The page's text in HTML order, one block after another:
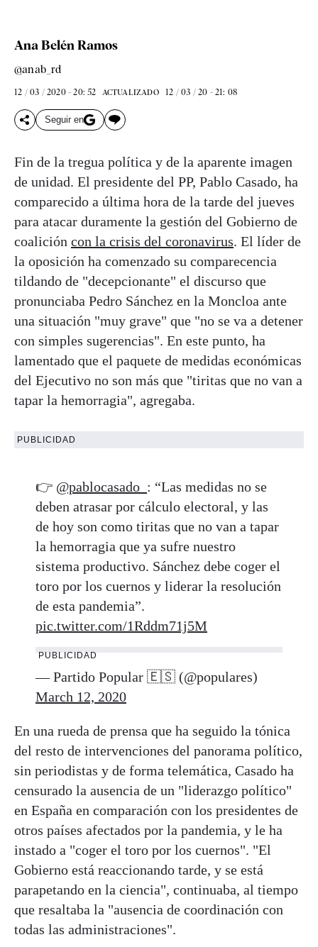
Ana Belén Ramos
@anab_rd
12 / 03 / 2020 - 20: 52 ACTUALIZADO 12 / 03 / 20 - 21: 08
Seguir en
Fin de la tregua política y de la aparente imagen
de unidad. El presidente del PP, Pablo Casado, ha
comparecido a última hora de la tarde del jueves
para atacar duramente la gestión del Gobierno de
coalición con la crisis del coronavirus. El líder de
la oposición ha comenzado su comparecencia
tildando de "decepcionante" el discurso que
pronunciaba Pedro Sánchez en la Moncloa ante
una situación "muy grave" que "no se va a detener
con simples sugerencias". En este punto, ha
lamentado que el paquete de medidas económicas
del Ejecutivo no son más que "tiritas que no van a
tapar la hemorragia", agregaba.
PUBLICIDAD
👉 @pablocasado_ : “Las medidas no se
deben atrasar por cálculo electoral, y las
de hoy son como tiritas que no van a tapar
la hemorragia que ya sufre nuestro
sistema productivo. Sánchez debe coger el
toro por los cuernos y liderar la resolución
de esta pandemia”.
pic.twitter.com/1Rddm71j5M
PUBLICIDAD
— Partido Popular 🇪🇸 (@populares)
March 12, 2020
En una rueda de prensa que ha seguido la tónica
del resto de intervenciones del panorama político,
sin periodistas y de forma telemática, Casado ha
censurado la ausencia de un "liderazgo político"
en España en comparación con los presidentes de
otros países afectados por la pandemia, y le ha
instado a "coger el toro por los cuernos". "El
Gobierno está reaccionando tarde, y se está
parapetando en la ciencia", continuaba, al tiempo
que resaltaba la "ausencia de coordinación con
todas las administraciones".